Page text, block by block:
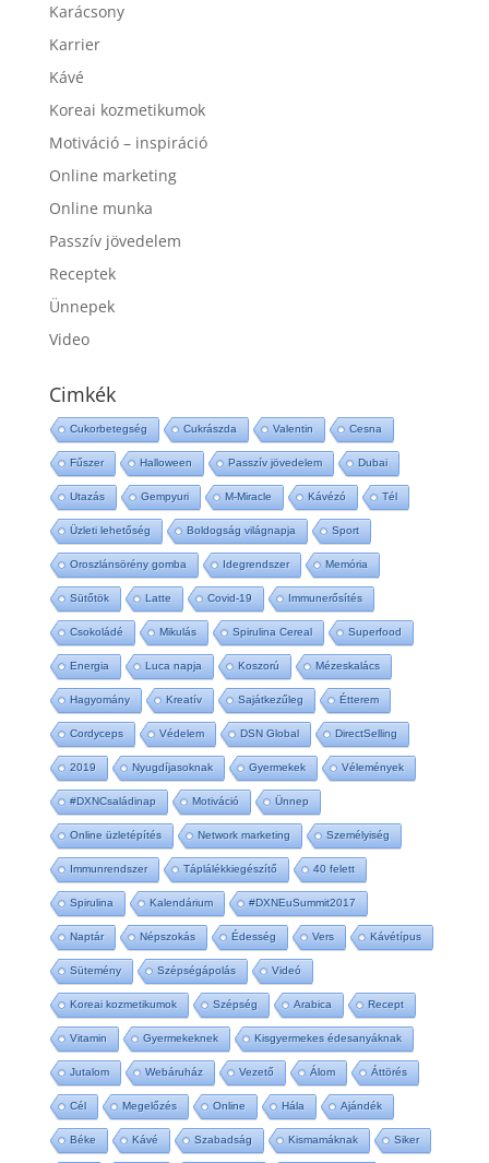
Karácsony
Karrier
Kávé
Koreai kozmetikumok
Motiváció – inspiráció
Online marketing
Online munka
Passzív jövedelem
Receptek
Ünnepek
Video
Cimkék
Cukorbetegség Cukrászda Valentin Cesna
Fűszer Halloween Passzív jövedelem Dubai
Utazás Gempyuri M-Miracle Kávézó Tél
Üzleti lehetőség Boldogság világnapja Sport
Oroszlánsörény gomba Idegrendszer Memória
Sütőtök Latte Covid-19 Immunerősítés
Csokoládé Mikulás Spirulina Cereal Superfood
Energia Luca napja Koszorú Mézeskalács
Hagyomány Kreatív Sajátkezűleg Étterem
Cordyceps Védelem DSN Global DirectSelling
2019 Nyugdíjasoknak Gyermekek Vélemények
#DXNCsaládinap Motiváció Ünnep
Online üzletépítés Network marketing Személyiség
Immunrendszer Táplálékkiegészítő 40 felett
Spirulina Kalendárium #DXNEuSummit2017
Naptár Népszokás Édesség Vers Kávétípus
Sütemény Szépségápolás Videó
Koreai kozmetikumok Szépség Arabica Recept
Vitamin Gyermekeknek Kisgyermekes édesanyáknak
Jutalom Webáruház Vezető Álom Áttörés
Cél Megelőzés Online Hála Ajándék
Béke Kávé Szabadság Kismamáknak Siker